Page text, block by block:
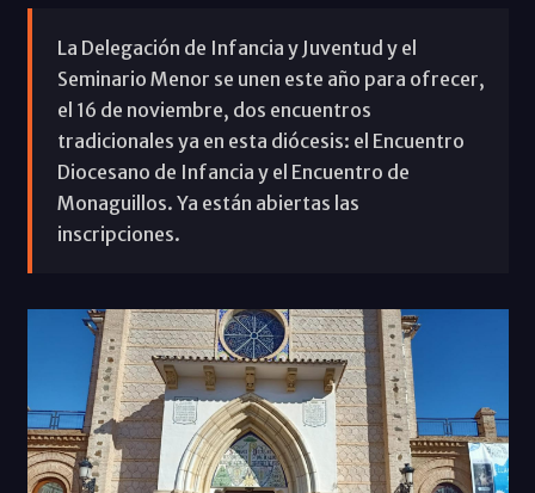
La Delegación de Infancia y Juventud y el
Seminario Menor se unen este año para ofrecer,
el 16 de noviembre, dos encuentros
tradicionales ya en esta diócesis: el Encuentro
Diocesano de Infancia y el Encuentro de
Monaguillos. Ya están abiertas las
inscripciones.